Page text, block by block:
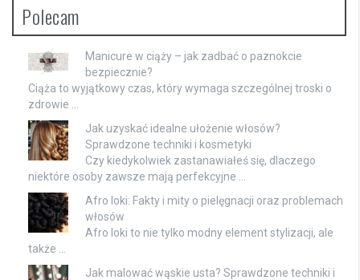
Polecam
Manicure w ciąży – jak zadbać o paznokcie
bezpiecznie?
Ciąża to wyjątkowy czas, który wymaga szczególnej troski o
zdrowie …
Jak uzyskać idealne ułożenie włosów?
Sprawdzone techniki i kosmetyki
Czy kiedykolwiek zastanawiałeś się, dlaczego
niektóre osoby zawsze mają perfekcyjne …
Afro loki: Fakty i mity o pielęgnacji oraz problemach
włosów
Afro loki to nie tylko modny element stylizacji, ale
także …
Jak malować wąskie usta? Sprawdzone techniki i